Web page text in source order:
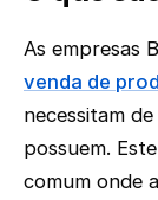
As empresas
venda de
necessitam
possuem.
comum onde